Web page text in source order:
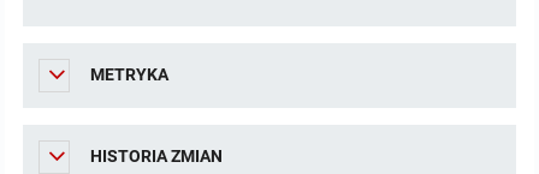
Rejestry, ewidencje, archiwa
METRYKA
HISTORIA ZMIAN